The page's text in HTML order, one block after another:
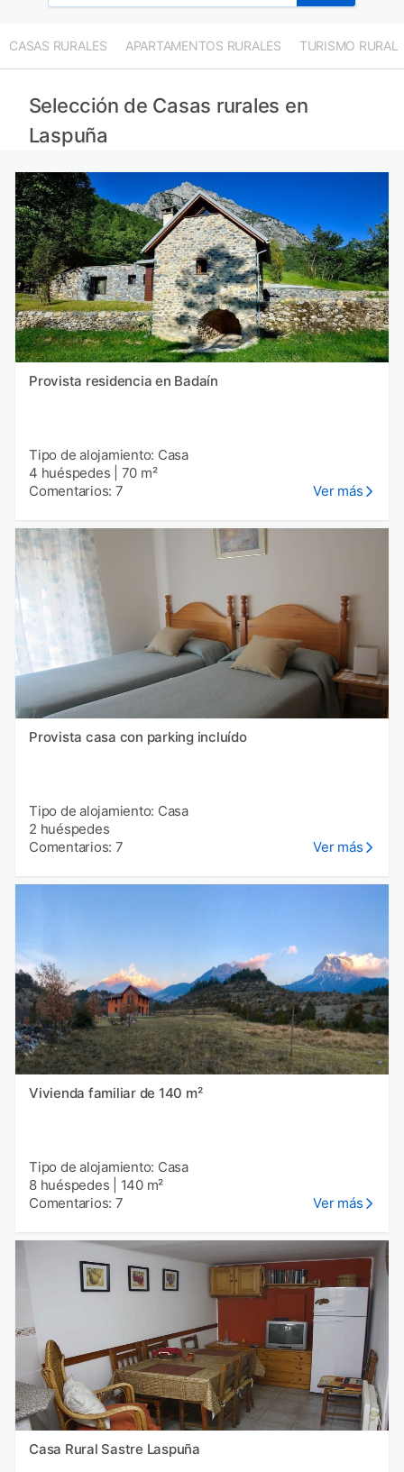
CASAS RURALES APARTAMENTOS RURALES TURISMO RURAL
Selección de Casas rurales en
Laspuña
Provista residencia en Badaín
Tipo de alojamiento: Casa
4 huéspedes
70 m²
Comentarios: 7
Ver más
Provista casa con parking incluído
Tipo de alojamiento: Casa
2 huéspedes
Comentarios: 7
Ver más
Vivienda familiar de 140 m²
Tipo de alojamiento: Casa
8 huéspedes
140 m²
Comentarios: 7
Ver más
Casa Rural Sastre Laspuña